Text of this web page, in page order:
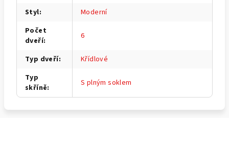
Styl:
Moderní
Počet
dveří: 6
Typ dveří:
Křídlové
Typ
skříně: S plným soklem